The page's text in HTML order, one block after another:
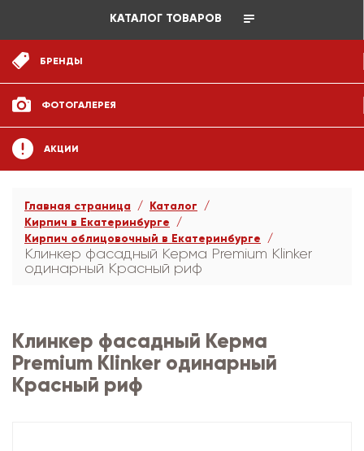
КАТАЛОГ ТОВАРОВ
БРЕНДЫ
ФОТОГАЛЕРЕЯ
АКЦИИ
Главная страница
Каталог
Кирпич в Екатеринбурге
Кирпич облицовочный в Екатеринбурге
Клинкер фасадный Керма Premium Klinker
одинарный Красный риф
Клинкер фасадный Керма
Premium Klinker одинарный
Красный риф